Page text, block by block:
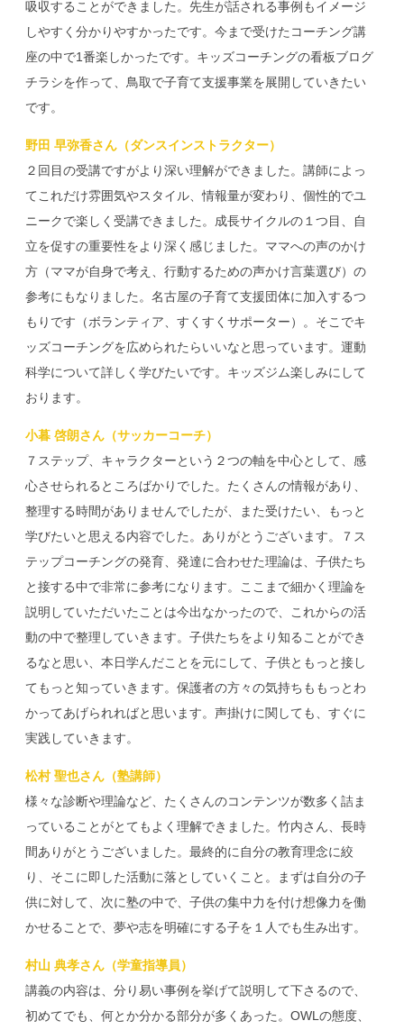
吸収することができました。先生が話される事例もイメージ
しやすく分かりやすかったです。今まで受けたコーチング講
座の中で1番楽しかったです。キッズコーチングの看板ブログ
チラシを作って、鳥取で子育て支援事業を展開していきたい
です。
野田 早弥香さん（ダンスインストラクター）
２回目の受講ですがより深い理解ができました。講師によっ
てこれだけ雰囲気やスタイル、情報量が変わり、個性的でユ
ニークで楽しく受講できました。成長サイクルの１つ目、自
立を促すの重要性をより深く感じました。ママへの声のかけ
方（ママが自身で考え、行動するための声かけ言葉選び）の
参考にもなりました。名古屋の子育て支援団体に加入するつ
もりです（ボランティア、すくすくサポーター）。そこでキ
ッズコーチングを広められたらいいなと思っています。運動
科学について詳しく学びたいです。キッズジム楽しみにして
おります。
小暮 啓朗さん（サッカーコーチ）
７ステップ、キャラクターという２つの軸を中心として、感
心させられるところばかりでした。たくさんの情報があり、
整理する時間がありませんでしたが、また受けたい、もっと
学びたいと思える内容でした。ありがとうございます。７ス
テップコーチングの発育、発達に合わせた理論は、子供たち
と接する中で非常に参考になります。ここまで細かく理論を
説明していただいたことは今出なかったので、これからの活
動の中で整理していきます。子供たちをより知ることができ
るなと思い、本日学んだことを元にして、子供ともっと接し
てもっと知っていきます。保護者の方々の気持ちももっとわ
かってあげられればと思います。声掛けに関しても、すぐに
実践していきます。
松村 聖也さん（塾講師）
様々な診断や理論など、たくさんのコンテンツが数多く詰ま
っていることがとてもよく理解できました。竹内さん、長時
間ありがとうございました。最終的に自分の教育理念に絞
り、そこに即した活動に落としていくこと。まずは自分の子
供に対して、次に塾の中で、子供の集中力を付け想像力を働
かせることで、夢や志を明確にする子を１人でも生み出す。
村山 典孝さん（学童指導員）
講義の内容は、分り易い事例を挙げて説明して下さるので、
初めてでも、何とか分かる部分が多くあった。OWLの態度、